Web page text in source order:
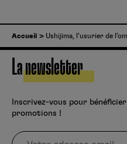
Accueil Ushijima, l’usurier de
La newsletter
Inscrivez-vous pour
promotions !